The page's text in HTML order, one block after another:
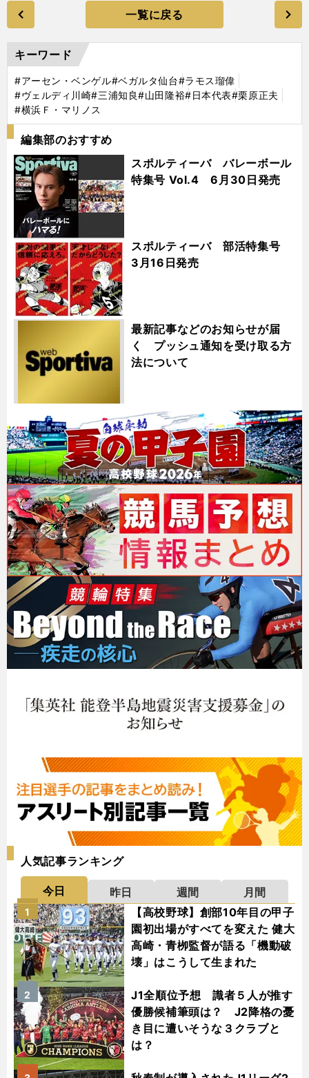
一覧に戻る
キーワード
#アーセン・ベンゲル#ベガルタ仙台#ラモス瑠偉
#ヴェルディ川崎#三浦知良#山田隆裕#日本代表#栗原正夫
#横浜Ｆ・マリノス
編集部のおすすめ
スポルティーバ バレーボール
特集号 Vol.4 6月30日発売
スポルティーバ 部活特集号
3月16日発売
最新記事などのお知らせが届
く プッシュ通知を受け取る方
法について
人気記事ランキング
今日 昨日 週間
月間
【高校野球】創部10年目の甲子
園初出場がすべてを変えた 健大
高崎・青栁監督が語る「機動破
壊」はこうして生まれた
1
J1全順位予想 識者５人が推す
優勝候補筆頭は？ J2降格の憂
き目に遭いそうな３クラブと
は？
2